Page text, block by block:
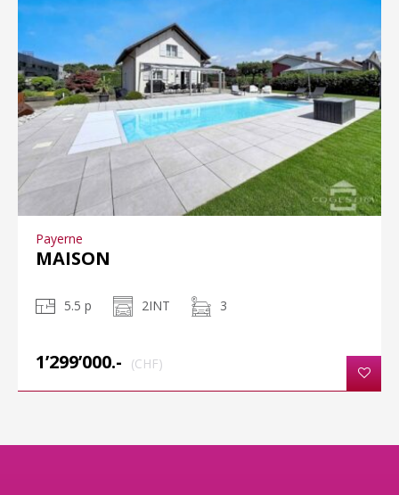
Payerne
MAISON
5.5 p 2INT 3
1’299’000.- (CHF)